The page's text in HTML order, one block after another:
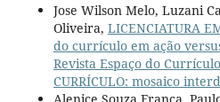
Jose Wilson Melo, Luzani
Oliveira, LICENCIATURA
do currículo em ação
Revista Espaço do
CURRÍCULO: mosaico
Alenice Souza França,